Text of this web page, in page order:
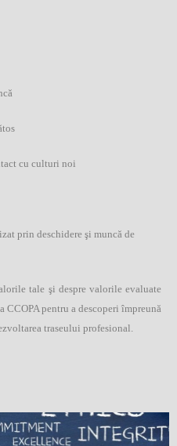
cu culturi noi
prin deschidere şi muncă de
tale şi despre valorile evaluate
pentru a descoperi împreună
traseului profesional.